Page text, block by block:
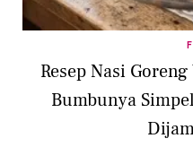
Resep Nasi
Bumbunya